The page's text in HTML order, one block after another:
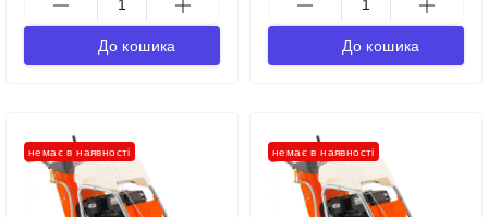
До кошика До кошика
немає в наявності немає в наявності